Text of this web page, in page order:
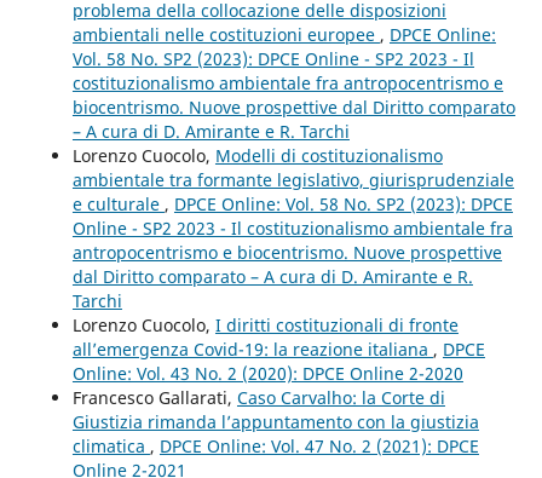
problema della collocazione delle disposizioni
ambientali nelle costituzioni europee , DPCE Online:
Vol. 58 No. SP2 (2023): DPCE Online - SP2 2023 - Il
costituzionalismo ambientale fra antropocentrismo e
biocentrismo. Nuove prospettive dal Diritto comparato
– A cura di D. Amirante e R. Tarchi
Lorenzo Cuocolo, Modelli di costituzionalismo
ambientale tra formante legislativo, giurisprudenziale
e culturale , DPCE Online: Vol. 58 No. SP2 (2023): DPCE
Online - SP2 2023 - Il costituzionalismo ambientale fra
antropocentrismo e biocentrismo. Nuove prospettive
dal Diritto comparato – A cura di D. Amirante e R.
Tarchi
Lorenzo Cuocolo, I diritti costituzionali di fronte
all’emergenza Covid-19: la reazione italiana , DPCE
Online: Vol. 43 No. 2 (2020): DPCE Online 2-2020
Francesco Gallarati, Caso Carvalho: la Corte di
Giustizia rimanda l’appuntamento con la giustizia
climatica , DPCE Online: Vol. 47 No. 2 (2021): DPCE
Online 2-2021